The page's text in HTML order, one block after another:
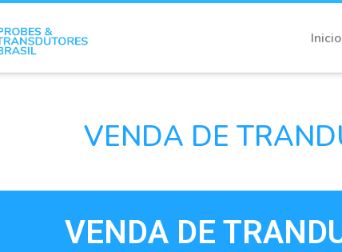
Inicio
VENDA DE
VENDA DE